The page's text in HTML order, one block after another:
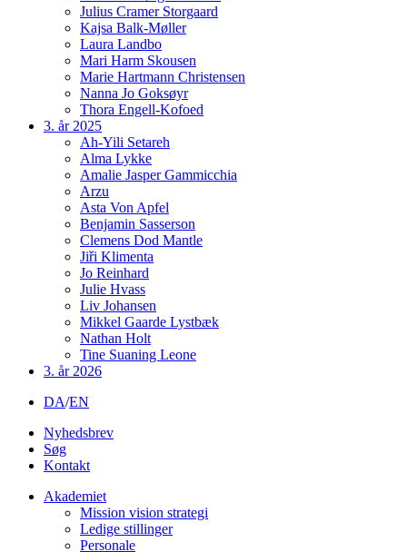
Julius Cramer Storgaard
Kajsa Balk-Møller
Laura Landbo
Mari Harm Skousen
Marie Hartmann Christensen
Nanna Jo Goksøyr
Thora Engell-Kofoed
3. år 2025
Ah-Yili Setareh
Alma Lykke
Amalie Jasper Gammicchia
Arzu
Asta Von Apfel
Benjamin Sasserson
Clemens Dod Mantle
Jiři Klimenta
Jo Reinhard
Julie Hvass
Liv Johansen
Mikkel Gaarde Lystbæk
Nathan Holt
Tine Suaning Leone
3. år 2026
DA/EN
Nyhedsbrev
Søg
Kontakt
Akademiet
Mission vision strategi
Ledige stillinger
Personale